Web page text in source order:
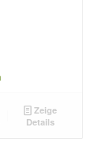
Zeige
Details